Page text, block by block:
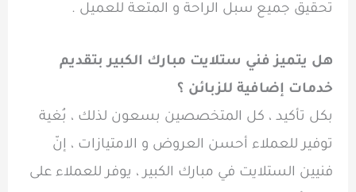
تحقيق جميع سبل الراحة و المتعة للعميل .
هل يتميز فني ستلايت مبارك الكبير بتقديم
خدمات إضافية للزبائن ؟
بكل تأكيد ، كل المتخصصين بسعون لذلك ، بُغية
توفير للعملاء أحسن العروض و الامتيازات ، إنّ
فنيين الستلايت في مبارك الكبير ، يوفر للعملاء على